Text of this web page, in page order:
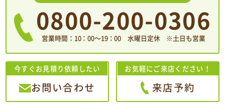
0800-200-0306
営業時間：10：00〜19：00 水曜日定休 ※土日も営業
今すぐお見積り依頼したい
お問い合わせ
お気軽にご来店ください！
来店予約